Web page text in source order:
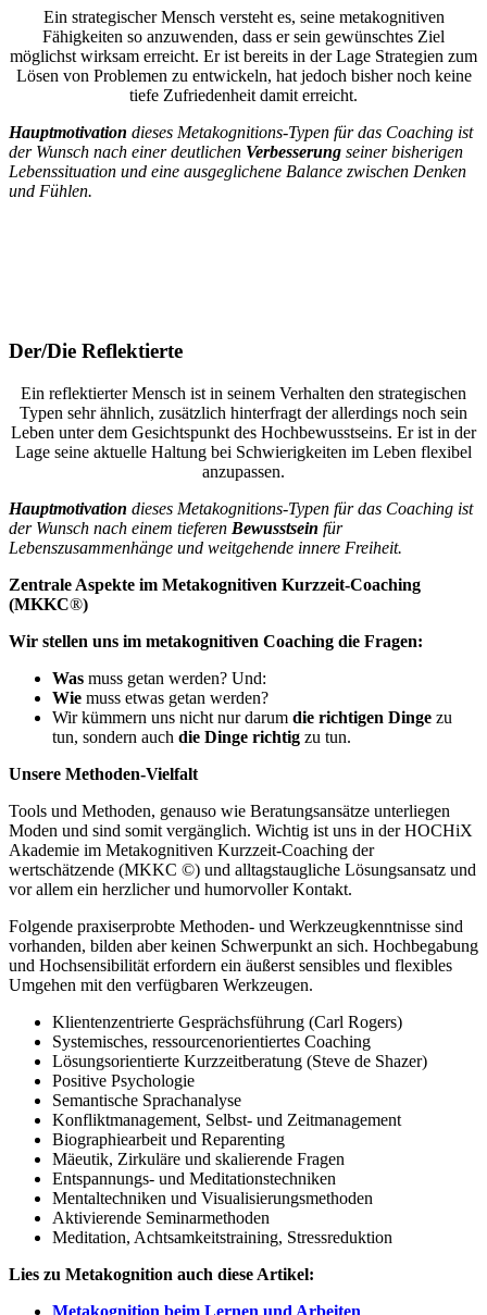
Ein strategischer Mensch versteht es, seine metakognitiven
Fähigkeiten so anzuwenden, dass er sein gewünschtes Ziel
möglichst wirksam erreicht. Er ist bereits in der Lage Strategien zum
Lösen von Problemen zu entwickeln, hat jedoch bisher noch keine
tiefe Zufriedenheit damit erreicht.
Hauptmotivation dieses Metakognitions-Typen für das Coaching ist
der Wunsch nach einer deutlichen Verbesserung seiner bisherigen
Lebenssituation und eine ausgeglichene Balance zwischen Denken
und Fühlen.
Der/Die Reflektierte
Ein reflektierter Mensch ist in seinem Verhalten den strategischen
Typen sehr ähnlich, zusätzlich hinterfragt der allerdings noch sein
Leben unter dem Gesichtspunkt des Hochbewusstseins. Er ist in der
Lage seine aktuelle Haltung bei Schwierigkeiten im Leben flexibel
anzupassen.
Hauptmotivation dieses Metakognitions-Typen für das Coaching ist
der Wunsch nach einem tieferen Bewusstsein für
Lebenszusammenhänge und weitgehende innere Freiheit.
Zentrale Aspekte im Metakognitiven Kurzzeit-Coaching
(MKKC®)
Wir stellen uns im metakognitiven Coaching die Fragen:
Was muss getan werden? Und:
Wie muss etwas getan werden?
Wir kümmern uns nicht nur darum die richtigen Dinge zu
tun, sondern auch die Dinge richtig zu tun.
Unsere Methoden-Vielfalt
Tools und Methoden, genauso wie Beratungsansätze unterliegen
Moden und sind somit vergänglich. Wichtig ist uns in der HOCHiX
Akademie im Metakognitiven Kurzzeit-Coaching der
wertschätzende (MKKC ©) und alltagstaugliche Lösungsansatz und
vor allem ein herzlicher und humorvoller Kontakt.
Folgende praxiserprobte Methoden- und Werkzeugkenntnisse sind
vorhanden, bilden aber keinen Schwerpunkt an sich. Hochbegabung
und Hochsensibilität erfordern ein äußerst sensibles und flexibles
Umgehen mit den verfügbaren Werkzeugen.
Klientenzentrierte Gesprächsführung (Carl Rogers)
Systemisches, ressourcenorientiertes Coaching
Lösungsorientierte Kurzzeitberatung (Steve de Shazer)
Positive Psychologie
Semantische Sprachanalyse
Konfliktmanagement, Selbst- und Zeitmanagement
Biographiearbeit und Reparenting
Mäeutik, Zirkuläre und skalierende Fragen
Entspannungs- und Meditationstechniken
Mentaltechniken und Visualisierungsmethoden
Aktivierende Seminarmethoden
Meditation, Achtsamkeitstraining, Stressreduktion
Lies zu Metakognition auch diese Artikel:
Metakognition beim Lernen und Arbeiten